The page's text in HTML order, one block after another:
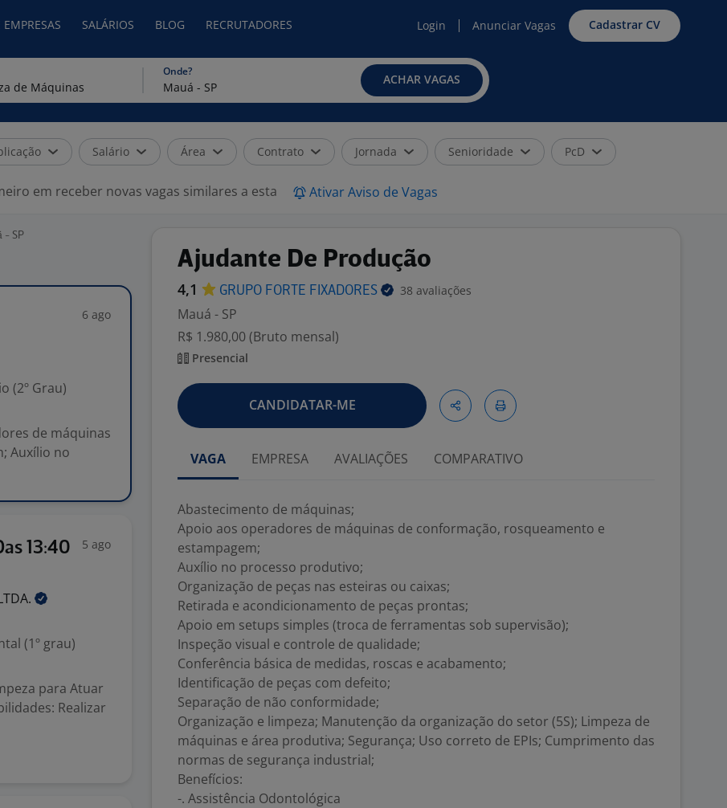
SALÁRIOS BLOG RECRUTADORES Login Anunciar Vagas Cadastrar CV
Onde?
ACHAR VAGAS
Salário Área Contrato Jornada Senioridade PcD
em receber novas vagas similares a esta Ativar Aviso de Vagas
- SP
6 ago
(2º Grau)
de máquinas
Auxílio no
13:40
5 ago
(1º grau)
para Atuar
Realizar
Ajudante De Produção
4,1 GRUPO FORTE FIXADORES 38 avaliações
Mauá - SP
R$ 1.980,00 (Bruto mensal)
Presencial
CANDIDATAR-ME
VAGA EMPRESA AVALIAÇÕES COMPARATIVO
Abastecimento de máquinas;
Apoio aos operadores de máquinas de conformação, rosqueamento e
estampagem;
Auxílio no processo produtivo;
Organização de peças nas esteiras ou caixas;
Retirada e acondicionamento de peças prontas;
Apoio em setups simples (troca de ferramentas sob supervisão);
Inspeção visual e controle de qualidade;
Conferência básica de medidas, roscas e acabamento;
Identificação de peças com defeito;
Separação de não conformidade;
Organização e limpeza; Manutenção da organização do setor (5S); Limpeza de
máquinas e área produtiva; Segurança; Uso correto de EPIs; Cumprimento das
normas de segurança industrial;
Benefícios:
-. Assistência Odontológica